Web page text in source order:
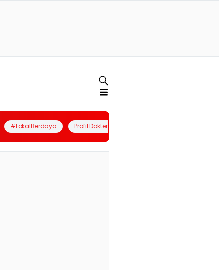
#LokalBerdaya Profil Dokter